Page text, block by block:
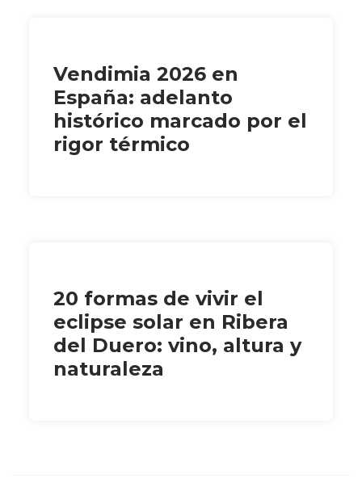
Vendimia 2026 en
España: adelanto
histórico marcado por el
rigor térmico
20 formas de vivir el
eclipse solar en Ribera
del Duero: vino, altura y
naturaleza